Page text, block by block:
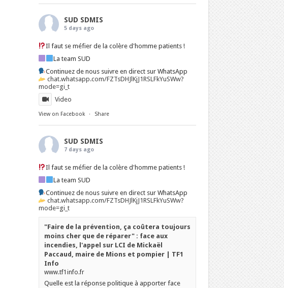
SUD SDMIS
5 days ago
Il faut se méfier de la colère d'homme patients !
La team SUD
Continuez de nous suivre en direct sur WhatsApp
chat.whatsapp.com/FZTsDHJlKjJ1RSLFkYuSWw?
mode=gi_t
Video
View on Facebook · Share
SUD SDMIS
7 days ago
Il faut se méfier de la colère d'homme patients !
La team SUD
Continuez de nous suivre en direct sur WhatsApp
chat.whatsapp.com/FZTsDHJlKjJ1RSLFkYuSWw?
mode=gi_t
"Faire de la prévention, ça coûtera toujours
moins cher que de réparer" : face aux
incendies, l'appel sur LCI de Mickaël
Paccaud, maire de Mions et pompier | TF1
Info
www.tf1info.fr
Quelle est la réponse politique à apporter face